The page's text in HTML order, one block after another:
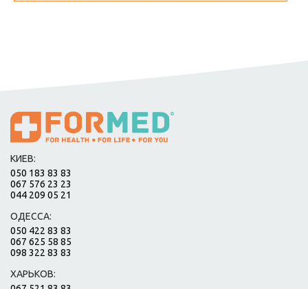
КИЕВ:
050 183 83 83
067 576 23 23
044 209 05 21
ОДЕССА:
050 422 83 83
067 625 58 85
098 322 83 83
ХАРЬКОВ: